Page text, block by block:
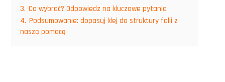
3. Co wybrać? Odpowiedz na kluczowe pytania
4. Podsumowanie: dopasuj klej do struktury folii z
naszą pomocą